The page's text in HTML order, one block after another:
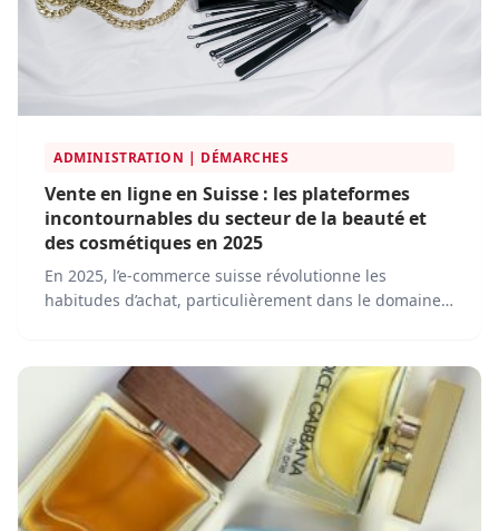
ADMINISTRATION | DÉMARCHES
Vente en ligne en Suisse : les plateformes
incontournables du secteur de la beauté et
des cosmétiques en 2025
En 2025, l’e-commerce suisse révolutionne les
habitudes d’achat, particulièrement dans le domaine
toujours plus exigeantes en termes de qualité, de
durabilité et de personnalisation, plusieurs
plateformes s’imposent comme des références
incontournables.